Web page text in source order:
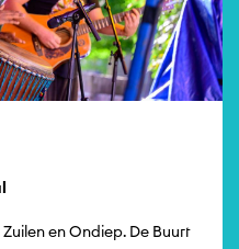
en Ondiep. De Buurt